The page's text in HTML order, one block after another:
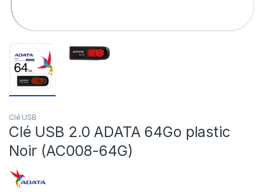
Clé USB
Clé USB 2.0 ADATA 64Go plastic
Noir (AC008-64G)